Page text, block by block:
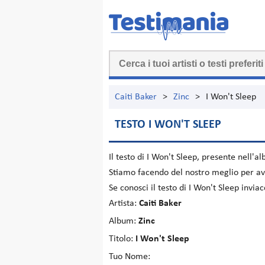
Caiti Baker > Zinc > I Won't Sleep
TESTO I WON'T SLEEP
Il testo di I Won't Sleep, presente
Stiamo facendo del nostro meglio per
Se conosci il testo di I Won't Sleep
Artista: Caiti Baker
Album: Zinc
Titolo:
I Won't Sleep
Tuo Nome: